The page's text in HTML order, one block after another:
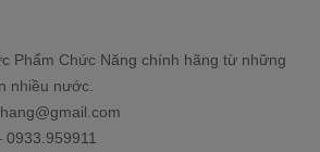
Phẩm Chức Năng chính hãng từ những
nhiều nước.